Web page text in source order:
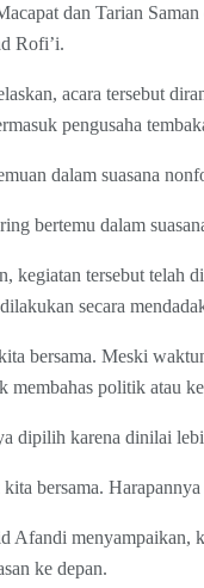
dan Tarian
Rofi’i.
acara tersebut
pengusaha
dalam suasana
bertemu dalam
kegiatan tersebut telah
secara
bersama. Meski
membahas politik atau
dipilih karena dinilai
bersama.
Afandi menyampaikan,
ke depan.